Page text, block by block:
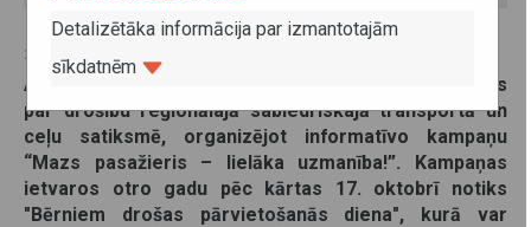
23. septembris 2024
Autotransporta direkcija (ATD) turpina izglītot bērnus
par drošību reģionālajā sabiedriskajā transportā un
ceļu satiksmē, organizējot informatīvo kampaņu
“Mazs pasažieris – lielāka uzmanība!”. Kampaņas
ietvaros otro gadu pēc kārtas 17. oktobrī notiks
"Bērniem drošas pārvietošanās diena", kurā var
Detalizētāka informācija par izmantotajām
sīkdatnēm